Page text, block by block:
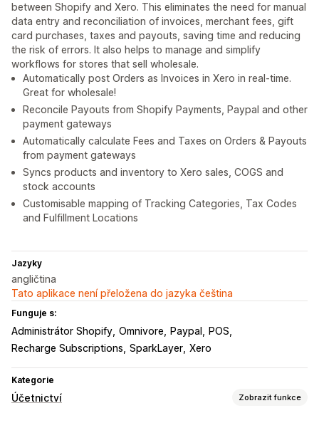
between Shopify and Xero. This eliminates the need for manual
data entry and reconciliation of invoices, merchant fees, gift
card purchases, taxes and payouts, saving time and reducing
the risk of errors. It also helps to manage and simplify
workflows for stores that sell wholesale.
Automatically post Orders as Invoices in Xero in real-time.
Great for wholesale!
Reconcile Payouts from Shopify Payments, Paypal and other
payment gateways
Automatically calculate Fees and Taxes on Orders & Payouts
from payment gateways
Syncs products and inventory to Xero sales, COGS and
stock accounts
Customisable mapping of Tracking Categories, Tax Codes
and Fulfillment Locations
Jazyky
angličtina
Tato aplikace není přeložena do jazyka čeština
Funguje s:
Administrátor Shopify Omnivore Paypal
POS
Recharge Subscriptions SparkLayer Xero
Kategorie
Účetnictví Zobrazit funkce